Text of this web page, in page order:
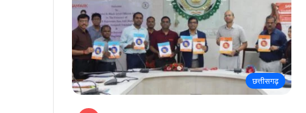
छत्तीसगढ़